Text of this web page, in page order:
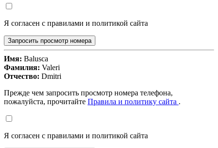
Я согласен с правилами и политикой сайта
Запросить просмотр номера
Имя: Balusca
Фамилия: Valeri
Отчество: Dmitri
Прежде чем запросить просмотр номера телефона,
пожалуйста, прочитайте Правила и политику сайта .
Я согласен с правилами и политикой сайта